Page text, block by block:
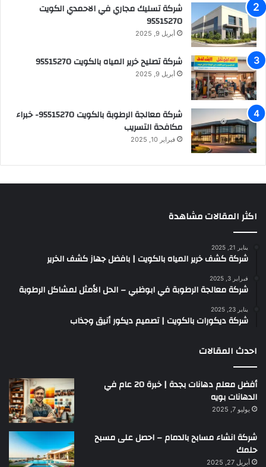
شركة تسليك مجاري في الاحمدي الكويت
95515270
أبريل 9, 2025
شركة تصليح خرير المياه بالكويت 95515270
أبريل 9, 2025
شركة معالجة الرطوبة بالكويت 95515270- خبراء
مكافحة التسريب
فبراير 10, 2025
اكثر المقالات مشاهدة
يناير 21, 2025
شركة كشف خرير المياه بالكويت | بافضل جهاز كشف الخرير
فبراير 3, 2025
شركة معالجة الرطوبة في ابوظبي – الحل الأمثل لمشاكل الرطوبة
يناير 23, 2025
شركة ديكورات بالكويت | تصميم ديكور أنيق وجذاب
احدث المقالات
أفضل معلم دهانات بجدة | خبرة 20 عام في
الدهانات بويه
يوليو 7, 2025
شركة انشاء مسابح بالدمام – احصل على مسبح
حلمك
أبريل 27, 2025